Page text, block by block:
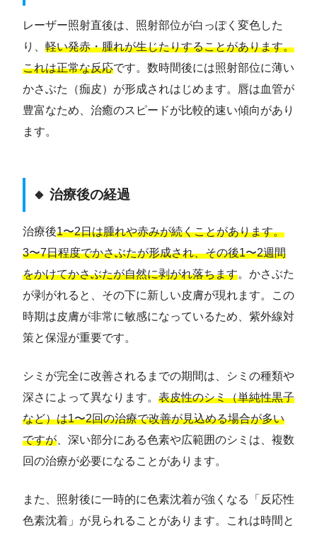
レーザー照射直後は、照射部位が白っぽく変色した
り、 軽い発赤・腫れが生じたりすることがあります。
これは正常な反応です。数時間後には照射部位に薄い
かさぶた（痂皮）が形成されはじめます。唇は血管が
豊富なため、治癒のスピードが比較的速い傾向があり
ます。
🔸 治療後の経過
治療後1〜2日は腫れや赤みが続くことがあります。
3〜7日程度でかさぶたが形成され、その後1〜2週間
をかけてかさぶたが自然に剥がれ落ちます。かさぶた
が剥がれると、その下に新しい皮膚が現れます。この
時期は皮膚が非常に敏感になっているため、紫外線対
策と保湿が重要です。
シミが完全に改善されるまでの期間は、シミの種類や
深さによって異なります。 表皮性のシミ（単純性黒子
など）は1〜2回の治療で改善が見込める場合が多い
ですが 、深い部分にある色素や広範囲のシミは、複数
回の治療が必要になることがあります。
また、照射後に一時的に色素沈着が強くなる「反応性
色素沈着」が見られることがあります。これは時間と